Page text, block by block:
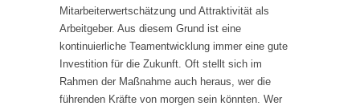
Mitarbeiterwertschätzung und Attraktivität als
Arbeitgeber. Aus diesem Grund ist eine
kontinuierliche Teamentwicklung immer eine gute
Investition für die Zukunft. Oft stellt sich im
Rahmen der Maßnahme auch heraus, wer die
führenden Kräfte von morgen sein könnten. Wer